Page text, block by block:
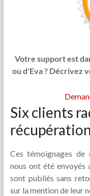
Votre support est
ou d'Eva ? Décrivez
Six clients
Ces témoignages de
nous ont été envoyés
sont publiés sans
sur la mention de leur